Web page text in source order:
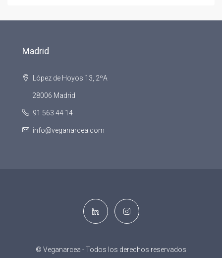
Madrid
López de Hoyos 13, 2ºA
28006 Madrid
91 563 44 14
info@veganarcea.com
© Veganarcea - Todos los derechos reservados